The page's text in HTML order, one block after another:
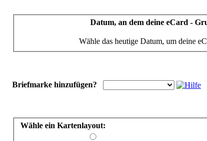
Datum, an dem deine eCard -
Wähle das heutige Datum, um deine
Briefmarke hinzufügen?
Wähle ein Kartenlayout: